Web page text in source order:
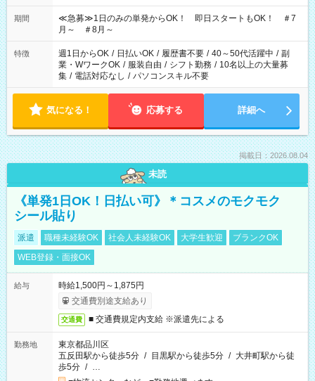
17:00～22:00 13:00～22:00 22:00～翌6:00 など
期間
≪急募≫1日のみの単発からOK！ 即日スタートもOK！ ＃7
月～ ＃8月～
特徴 週1日からOK / 日払いOK / 履歴書不要 / 40～50代活躍中 / 副
業・WワークOK / 服装自由 / シフト勤務 / 10名以上の大量募
集 / 電話対応なし / パソコンスキル不要
気になる！ 応募する 詳細へ
掲載日：2026.08.04
未読
《単発1日OK！日払い可》＊コスメのモクモク
シール貼り
派遣 職種未経験OK 社会人未経験OK 大学生歓迎
ブランクOK
WEB登録・面接OK
給与
時給1,500円～1,875円
交通費別途支給あり
交通費 ■ 交通費規定内支給 ※派遣先による
勤務地
東京都品川区
五反田駅から徒歩5分 / 目黒駅から徒歩5分 / 大井町駅から徒
歩5分 / …